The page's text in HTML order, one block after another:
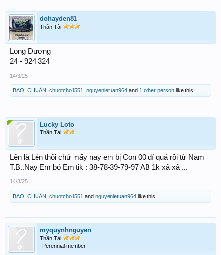
dohayden81
Thần Tài
Long Dương
24 - 924.324
14/3/25
BAO_CHUẨN chuotcho1551 nguyenletuan964 and 1 other person like this.
Lucky Loto
Thần Tài
Lên là Lên thôi chứ mấy nay em bị Con 00 dí quá rồi từ Nam
T,B..Nay Em bỏ Em tik : 38-78-39-79-97 AB 1k xã xã ...
14/3/25
BAO_CHUẨN chuotcho1551 and nguyenletuan964 like this.
myquynhnguyen
Thần Tài
Perennial member